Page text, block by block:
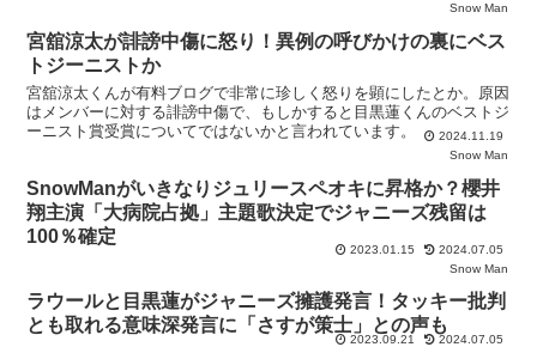
Snow Man
宮舘涼太が誹謗中傷に怒り！異例の呼びかけの裏にベス
トジーニストか
宮舘涼太くんが有料ブログで非常に珍しく怒りを顕にしたとか。原因
はメンバーに対する誹謗中傷で、もしかすると目黒蓮くんのベストジ
ーニスト賞受賞についてではないかと言われています。
2024.11.19
Snow Man
SnowManがいきなりジュリースペオキに昇格か？櫻井
翔主演「大病院占拠」主題歌決定でジャニーズ残留は
100％確定
2023.01.15
2024.07.05
Snow Man
ラウールと目黒蓮がジャニーズ擁護発言！タッキー批判
とも取れる意味深発言に「さすが策士」との声も
2023.09.21
2024.07.05